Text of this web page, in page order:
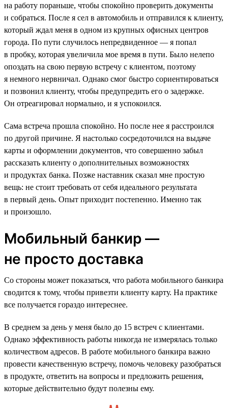
на работу пораньше, чтобы спокойно проверить документы
и собраться. После я сел в автомобиль и отправился к клиенту,
который ждал меня в одном из крупных офисных центров
города. По пути случилось непредвиденное — я попал
в пробку, которая увеличила мое время в пути. Было нелепо
опоздать на свою первую встречу с клиентом, поэтому
я немного нервничал. Однако смог быстро сориентироваться
и позвонил клиенту, чтобы предупредить его о задержке.
Он отреагировал нормально, и я успокоился.
Сама встреча прошла спокойно. Но после нее я расстроился
по другой причине. Я настолько сосредоточился на выдаче
карты и оформлении документов, что совершенно забыл
рассказать клиенту о дополнительных возможностях
и продуктах банка. Позже наставник сказал мне простую
вещь: не стоит требовать от себя идеального результата
в первый день. Опыт приходит постепенно. Именно так
и произошло.
Мобильный банкир —
не просто доставка
Со стороны может показаться, что работа мобильного банкира
сводится к тому, чтобы привезти клиенту карту. На практике
все получается гораздо интереснее.
В среднем за день у меня было до 15 встреч с клиентами.
Однако эффективность работы никогда не измерялась только
количеством адресов. В работе мобильного банкира важно
провести качественную встречу, помочь человеку разобраться
в продукте, ответить на вопросы и предложить решения,
которые действительно будут полезны ему.